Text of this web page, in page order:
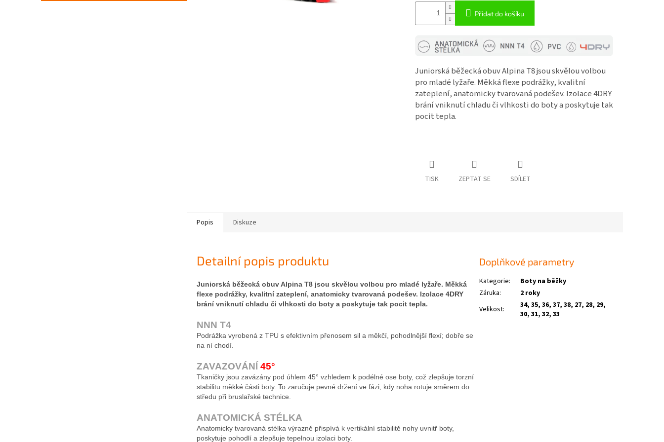
Přidat do košíku
Juniorská běžecká obuv Alpina T8 jsou skvělou volbou
pro mladé lyžaře. Měkká flexe podrážky, kvalitní
zateplení, anatomicky tvarovaná podešev. Izolace 4DRY
brání vniknutí chladu či vlhkosti do boty a poskytuje tak
pocit tepla.
TISK ZEPTAT SE SDÍLET
Popis Diskuze
Detailní popis produktu
Juniorská běžecká obuv Alpina T8 jsou skvělou volbou pro mladé lyžaře. Měkká
flexe podrážky, kvalitní zateplení, anatomicky tvarovaná podešev. Izolace 4DRY
brání vniknutí chladu či vlhkosti do boty a poskytuje tak pocit tepla.
NNN T4
Podrážka vyrobená z TPU s efektivním přenosem sil a měkčí, pohodlnější flexí; dobře se
na ní chodí.
ZAVAZOVÁNÍ 45°
Tkaničky jsou zavázány pod úhlem 45° vzhledem k podélné ose boty, což zlepšuje torzní
stabilitu měkké části boty. To zaručuje pevné držení ve fázi, kdy noha rotuje směrem do
středu při bruslařské technice.
ANATOMICKÁ STÉLKA
Anatomicky tvarovaná stélka výrazně přispívá k vertikální stabilitě nohy uvnitř boty,
poskytuje pohodlí a zlepšuje tepelnou izolaci boty.
Doplňkové parametry
Kategorie:
Boty na běžky
Záruka:
2 roky
Velikost:
34, 35, 36, 37, 38, 27, 28, 29,
30, 31, 32, 33